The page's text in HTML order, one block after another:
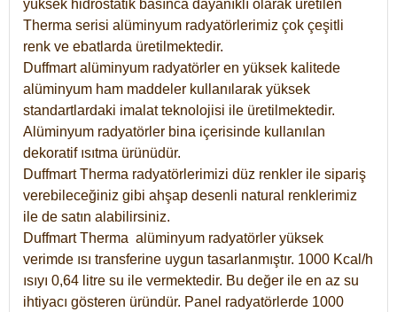
yüksek hidrostatik basınca dayanıklı olarak üretilen
Therma serisi alüminyum radyatörlerimiz çok çeşitli
renk ve ebatlarda üretilmektedir.
Duffmart alüminyum radyatörler en yüksek kalitede
alüminyum ham maddeler kullanılarak yüksek
standartlardaki imalat teknolojisi ile üretilmektedir.
Alüminyum radyatörler bina içerisinde kullanılan
dekoratif ısıtma ürünüdür.
Duffmart Therma radyatörlerimizi düz renkler ile sipariş
verebileceğiniz gibi ahşap desenli natural renklerimiz
ile de satın alabilirsiniz.
Duffmart Therma alüminyum radyatörler yüksek
verimde ısı transferine uygun tasarlanmıştır. 1000 Kcal/h
ısıyı 0,64 litre su ile vermektedir. Bu değer ile en az su
ihtiyacı gösteren üründür. Panel radyatörlerde 1000